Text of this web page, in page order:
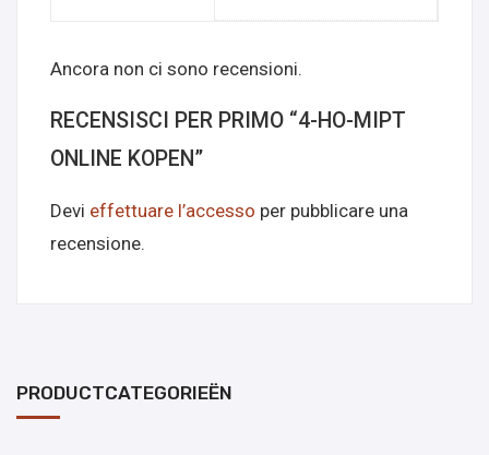
Ancora non ci sono recensioni.
RECENSISCI PER PRIMO “4-HO-MIPT
ONLINE KOPEN”
Devi effettuare l’accesso per pubblicare una
recensione.
PRODUCTCATEGORIEËN